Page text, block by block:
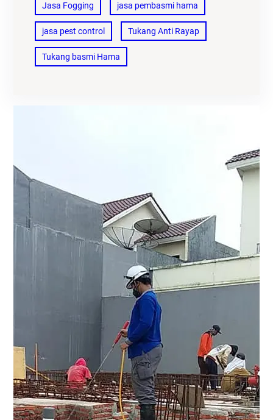
Jasa Fogging jasa pembasmi hama
jasa pest control Tukang Anti Rayap
Tukang basmi Hama